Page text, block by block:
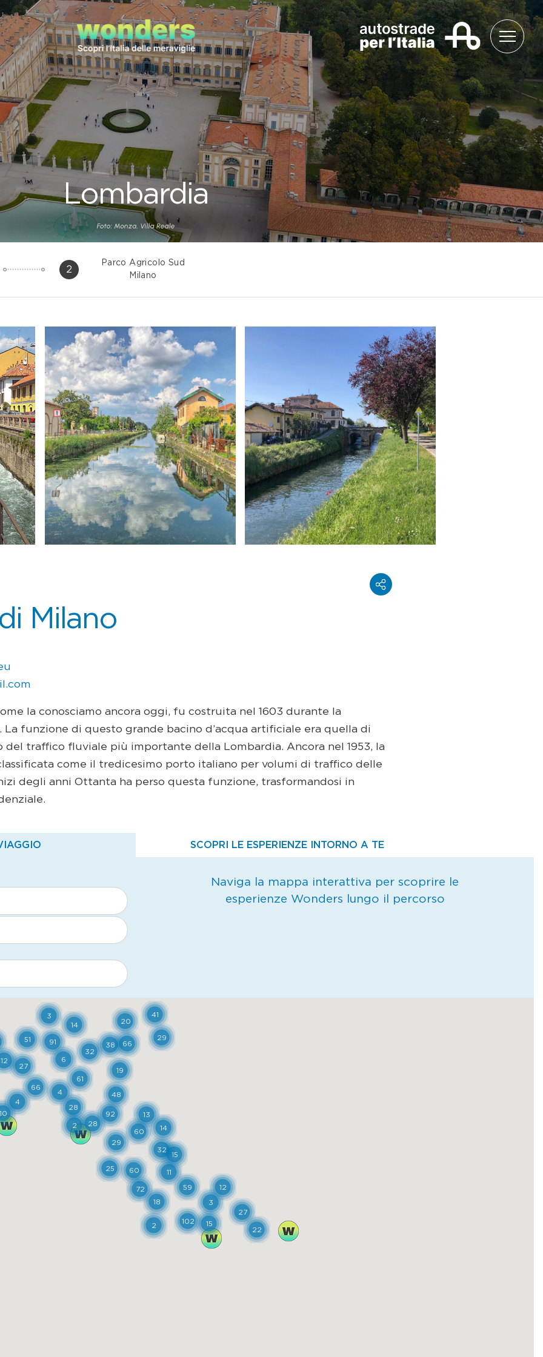
Lombardia
2
Parco Agricolo Sud
Milano
Milano
la conosciamo ancora oggi, fu costruita nel 1603 durante la
La funzione di questo grande bacino d’acqua artificiale era quella di
del traffico fluviale più importante della Lombardia. Ancora nel 1953, la
come il tredicesimo porto italiano per volumi di traffico delle
degli anni Ottanta ha perso questa funzione, trasformandosi in